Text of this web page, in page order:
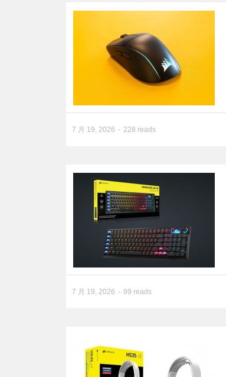
7 月 19, 2026 228 reads
7 月 19, 2026 99 reads